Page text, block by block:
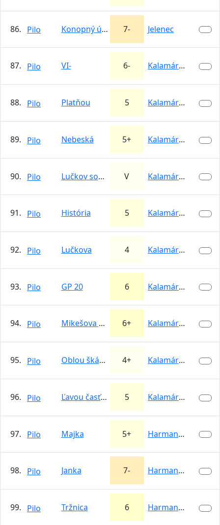
86. Pilo Konopný úsmev 7- Jelenec
87. Pilo VI- 6- Kalamárka
88. Pilo Platňou 5 Kalamárka
89. Pilo Nebeská 5+ Kalamárka
90. Pilo Lučkov sokolík V Kalamárka
91. Pilo História 5 Kalamárka
92. Pilo Lučkova 4 Kalamárka
93. Pilo GP 20 6 Kalamárka
94. Pilo Mikešova morálovka 6+ Kalamárka
95. Pilo Oblou škárou 4+ Kalamárka
96. Pilo Ľavou časťou steny 5 Kalamárka
97. Pilo Majka 5+ Harmanecká…
98. Pilo Janka 7- Harmanecká…
99. Pilo Tržnica 6 Harmanecká…